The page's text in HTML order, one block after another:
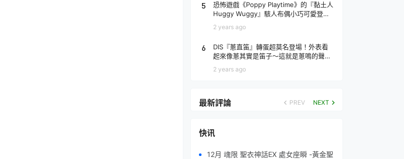
5
恐怖遊戲《Poppy Playtime》的『黏土人
Huggy Wuggy』駭人布偶小巧可愛登
2 years ago
6
DIS『蔥直笛』轉蛋超莫名登場！外表看
起來像蔥其實是笛子～這就是蔥鳴的聲音
2 years ago
最新評論 PREV NEXT
快讯
12月 魂限 聖衣神話EX 處女座瞬 -黃金聖